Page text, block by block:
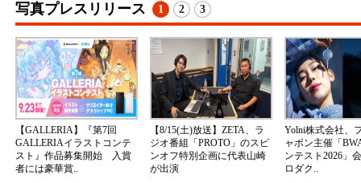
写真プレスリリース 1 2 3
【GALLERIA】『第7回
GALLERIAイラストコンテ
スト』作品募集開始 入賞
者には豪華賞..
【8/15(土)放送】ZETA、ラ
ジオ番組「PROTO」のスピ
ンオフ特別企画に代表山崎
が出演
Yolni株式会社、
ャポン主催「
ンテスト2026」
ロダク..